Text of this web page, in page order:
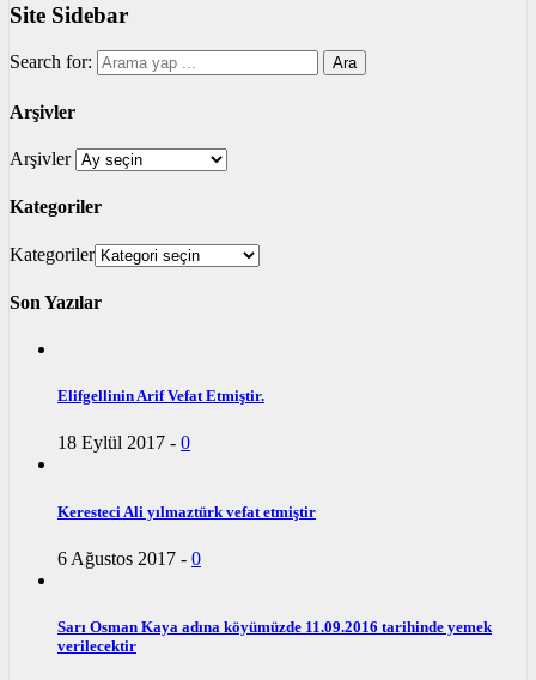
Site Sidebar
Search for:
Arşivler
Arşivler
Kategoriler
Kategoriler
Son Yazılar
Elifgellinin Arif Vefat Etmiştir.
18 Eylül 2017 - 0
Keresteci Ali yılmaztürk vefat etmiştir
6 Ağustos 2017 - 0
Sarı Osman Kaya adına köyümüzde 11.09.2016 tarihinde yemek
verilecektir